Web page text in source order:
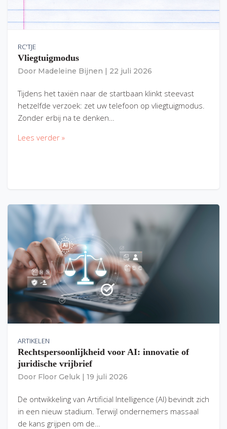
RC'TJE
Vliegtuigmodus
Door Madeleine Bijnen 22 juli 2026
Tijdens het taxiën naar de startbaan klinkt steevast
hetzelfde verzoek: zet uw telefoon op vliegtuigmodus.
Zonder erbij na te denken…
Lees verder »
ARTIKELEN
Rechtspersoonlijkheid voor AI: innovatie of
juridische vrijbrief
Door Floor Geluk 19 juli 2026
De ontwikkeling van Artificial Intelligence (AI) bevindt zich
in een nieuw stadium. Terwijl ondernemers massaal
de kans grijpen om de…